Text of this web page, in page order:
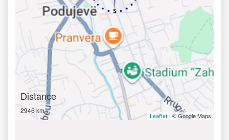
Distance
2946 km
Leaflet | © Google Maps